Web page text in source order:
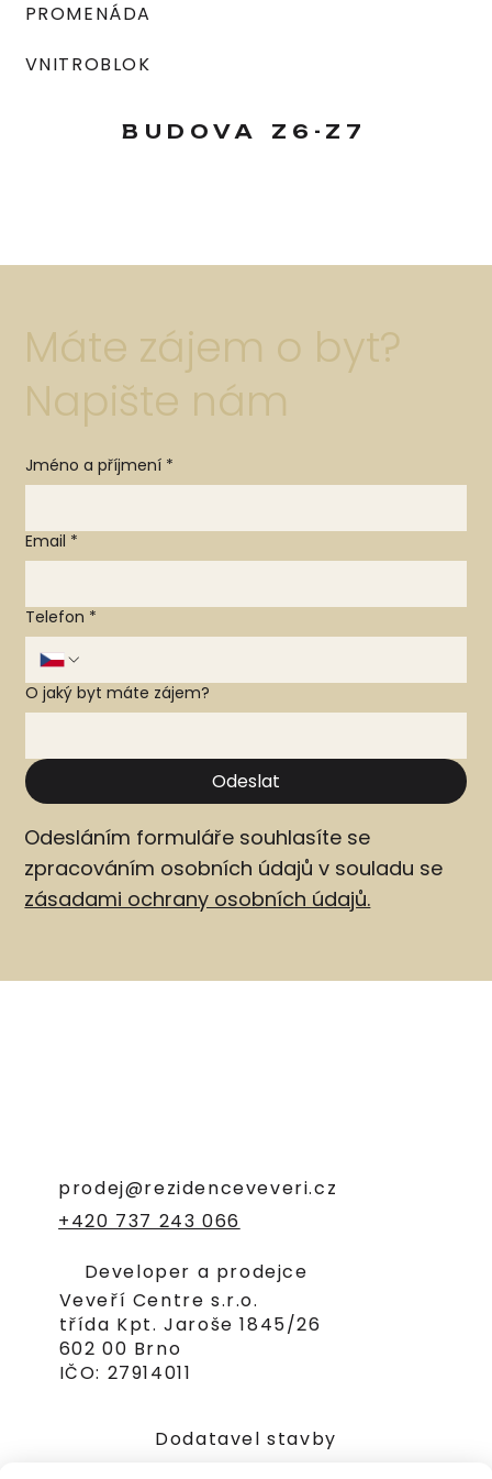
PROMENÁDA
VNITROBLOK
BUDOVA Z6-Z7
Máte zájem o byt?
Napište nám
Jméno a příjmení *
Email *
Telefon *
O jaký byt máte zájem?
Odeslat
Odesláním formuláře souhlasíte se
zpracováním osobních údajů v souladu se
zásadami ochrany osobních údajů.
prodej@rezidenceveveri.cz
+420 737 243 066
Developer a prodejce
Veveří Centre s.r.o.
třída Kpt. Jaroše 1845/26
602 00 Brno
IČO: 27914011
Dodatavel stavby